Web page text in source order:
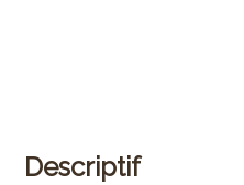
Descriptif